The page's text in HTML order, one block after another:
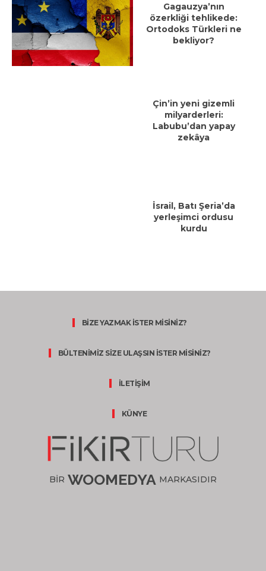
Gagauzya’nın
özerkliği tehlikede:
Ortodoks Türkleri ne
bekliyor?
Çin’in yeni gizemli
milyarderleri:
Labubu’dan yapay
zekâya
İsrail, Batı Şeria’da
yerleşimci ordusu
kurdu
BİZE YAZMAK İSTER MİSİNİZ?
BÜLTENİMİZ SİZE ULAŞSIN İSTER MİSİNİZ?
İLETİŞİM
KÜNYE
BİR WOOMEDYA MARKASIDIR